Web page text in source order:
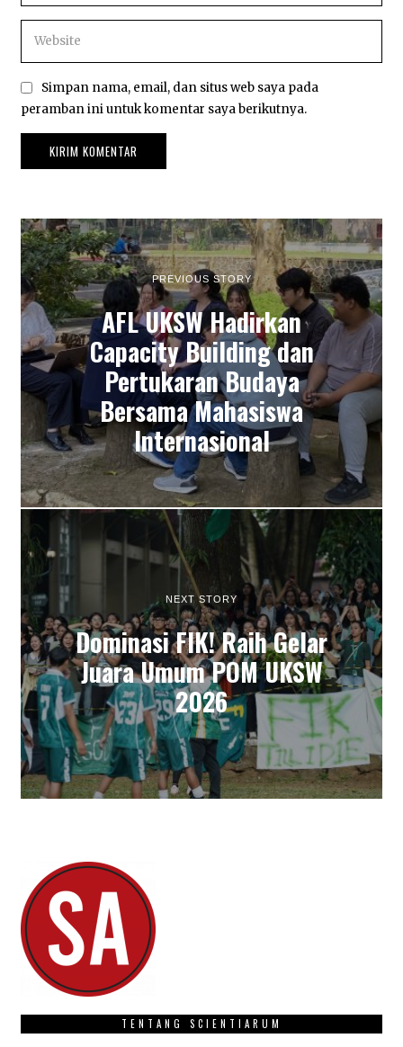
Simpan nama, email, dan situs web saya pada
peramban ini untuk komentar saya berikutnya.
PREVIOUS STORY
AFL UKSW Hadirkan
Capacity Building dan
Pertukaran Budaya
Bersama Mahasiswa
Internasional
NEXT STORY
Dominasi FIK! Raih Gelar
Juara Umum POM UKSW
2026
TENTANG SCIENTIARUM